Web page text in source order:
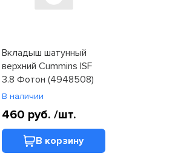
Вкладыш шатунный
верхний Cummins ISF
3.8 Фотон (4948508)
В наличии
460 руб. /шт.
В корзину